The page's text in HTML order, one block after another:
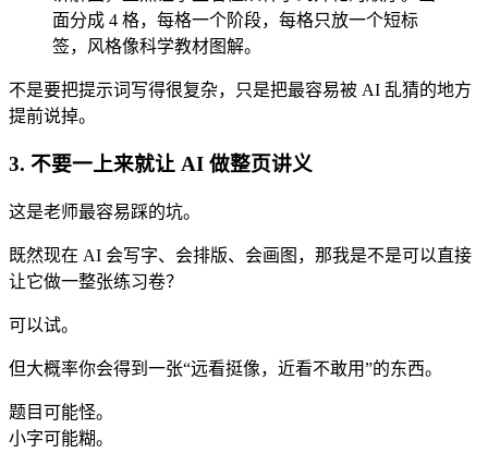
面分成 4 格，每格一个阶段，每格只放一个短标
签，风格像科学教材图解。
不是要把提示词写得很复杂，只是把最容易被 AI 乱猜的地方
提前说掉。
3. 不要一上来就让 AI 做整页讲义
这是老师最容易踩的坑。
既然现在 AI 会写字、会排版、会画图，那我是不是可以直接
让它做一整张练习卷？
可以试。
但大概率你会得到一张“远看挺像，近看不敢用”的东西。
题目可能怪。
小字可能糊。